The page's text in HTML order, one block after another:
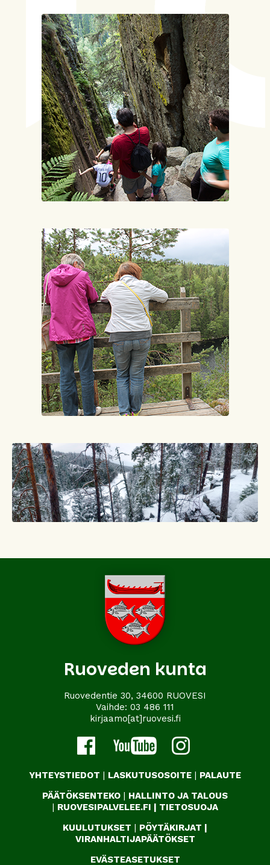
Ruoveden kunta
Ruovedentie 30, 34600 RUOVESI
Vaihde: 03 486 111
kirjaamo[at]ruovesi.fi
YHTEYSTIEDOT | LASKUTUSOSOITE | PALAUTE
PÄÄTÖKSENTEKO | HALLINTO JA TALOUS
| RUOVESIPALVELEE.FI | TIETOSUOJA
KUULUTUKSET | PÖYTÄKIRJAT |
VIRANHALTIJAPÄÄTÖKSET
EVÄSTEASETUKSET